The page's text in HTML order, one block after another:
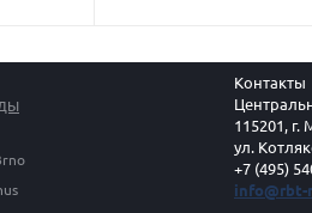
Контакты
115201, г.
ул.
+7 (495)
info@rbt-